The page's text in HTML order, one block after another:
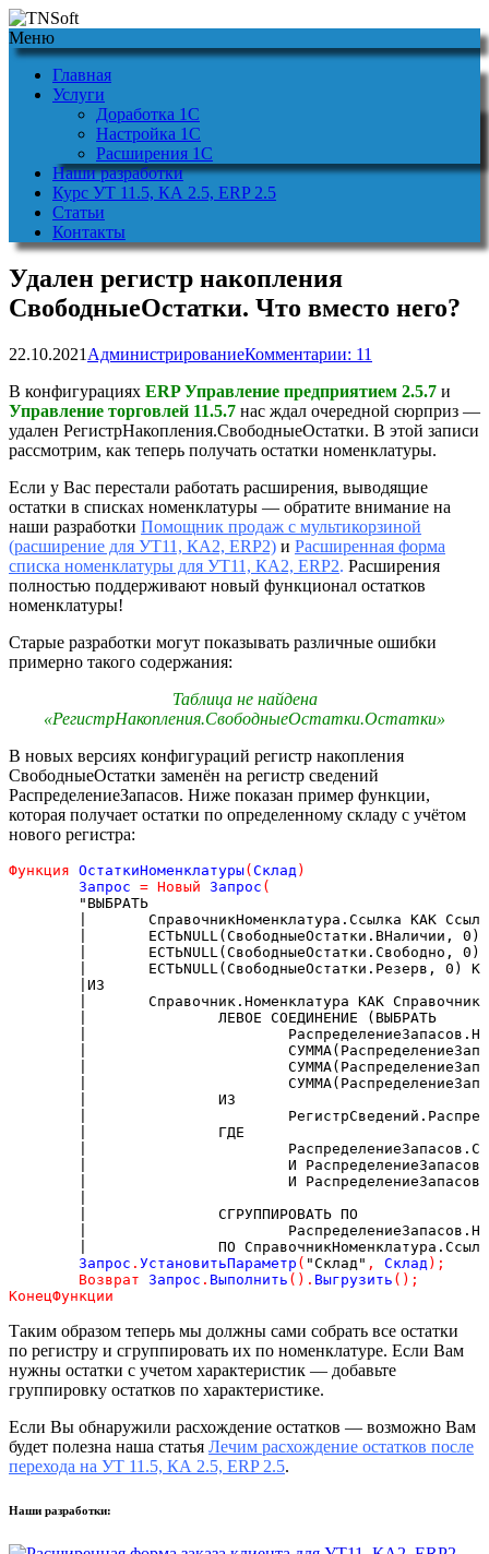
Меню
Главная
Услуги
Доработка 1С
Настройка 1С
Расширения 1С
Наши разработки
Курс УТ 11.5, КА 2.5, ERP 2.5
Статьи
Контакты
Удален регистр накопления
СвободныеОстатки. Что вместо него?
22.10.2021 АдминистрированиеКомментарии: 11
В конфигурациях ERP Управление предприятием 2.5.7 и
Управление торговлей 11.5.7 нас ждал очередной сюрприз —
удален РегистрНакопления.СвободныеОстатки. В этой записи
рассмотрим, как теперь получать остатки номенклатуры.
Если у Вас перестали работать расширения, выводящие
остатки в списках номенклатуры — обратите внимание на
наши разработки Помощник продаж с мультикорзиной
(расширение для УТ11, КА2, ERP2) и Расширенная форма
списка номенклатуры для УТ11, КА2, ERP2. Расширения
полностью поддерживают новый функционал остатков
номенклатуры!
Старые разработки могут показывать различные ошибки
примерно такого содержания:
Таблица не найдена
«РегистрНакопления.СвободныеОстатки.Остатки»
В новых версиях конфигураций регистр накопления
СвободныеОстатки заменён на регистр сведений
РаспределениеЗапасов. Ниже показан пример функции,
которая получает остатки по определенному складу с учётом
нового регистра:
Функция ОстаткиНоменклатуры( Склад )
	Запрос
= Новый Запрос (
"ВЫБРАТЬ
|	СправочникНоменклатура.Ссылка КАК
|	ЕСТЬNULL(СвободныеОстатки.ВНаличии,
|	ЕСТЬNULL(СвободныеОстатки.Свободно,
|	ЕСТЬNULL(СвободныеОстатки.Резерв, 0)
	|ИЗ
|	Справочник.Номенклатура КАК
	|		ЛЕВОЕ СОЕДИНЕНИЕ (ВЫБРАТЬ
|
|
|
|
	|		ИЗ
|
	|		ГДЕ
|
|			И
|			И
	|		СГРУППИРОВАТЬ ПО
|
|		ПО
	Запрос
. УстановитьПараметр ( "Склад" , Склад ) ;
Возврат Запрос . Выполнить ( ) . Выгрузить ( ) ;
КонецФункции
Таким образом теперь мы должны сами собрать все остатки
по регистру и сгруппировать их по номенклатуре. Если Вам
нужны остатки с учетом характеристик — добавьте
группировку остатков по характеристике.
Если Вы обнаружили расхождение остатков — возможно Вам
будет полезна наша статья Лечим расхождение остатков после
перехода на УТ 11.5, КА 2.5, ERP 2.5.
Наши разработки: